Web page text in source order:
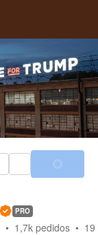
PRO
1,7k pedidos
19